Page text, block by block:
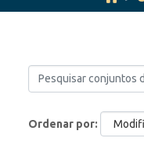
Ordenar por